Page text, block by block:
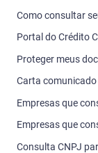
Como consultar
Portal do Crédito
Proteger meus
Carta comunicado
Empresas que
Empresas que
Consulta CNPJ